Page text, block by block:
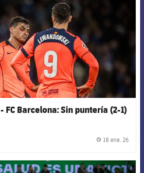
FC Barcelona: Sin puntería (2-1)
18 ene. 26
FCB Barcelona badge